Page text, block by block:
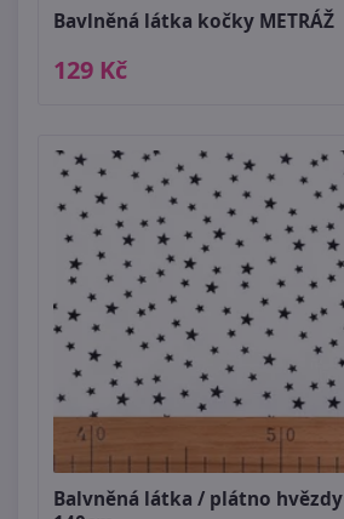
Bavlněná látka kočky METRÁŽ
129 Kč
Balvněná látka / plátno hvězdy